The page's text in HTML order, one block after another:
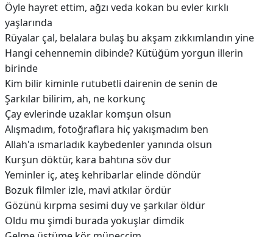
Öyle hayret ettim, ağzı veda kokan bu evler kırklı
yaşlarında
Rüyalar çal, belalara bulaş bu akşam zıkkımlandın yine
Hangi cehennemin dibinde? Kütüğüm yorgun illerin
birinde
Kim bilir kiminle rutubetli dairenin de senin de
Şarkılar bilirim, ah, ne korkunç
Çay evlerinde uzaklar komşun olsun
Alışmadım, fotoğraflara hiç yakışmadım ben
Allah'a ısmarladık kaybedenler yanında olsun
Kurşun döktür, kara bahtına söv dur
Yeminler iç, ateş kehribarlar elinde döndür
Bozuk filmler izle, mavi atkılar ördür
Gözünü kırpma sesimi duy ve şarkılar öldür
Oldu mu şimdi burada yokuşlar dimdik